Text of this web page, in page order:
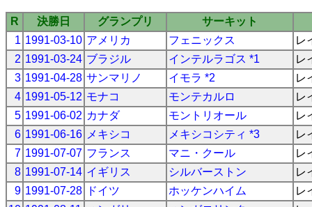
R 決勝日 グランプリ
サーキット
1 1991-03-10 アメリカ フェニックス
レ
2 1991-03-24 ブラジル インテルラゴス *1
レ
3 1991-04-28 サンマリノ イモラ *2
レ
4 1991-05-12 モナコ モンテカルロ
レ
5 1991-06-02 カナダ モントリオール
レ
6 1991-06-16 メキシコ メキシコシティ *3
レ
7 1991-07-07 フランス マニ・クール
レ
8 1991-07-14 イギリス シルバーストン
レ
9 1991-07-28 ドイツ ホッケンハイム
レ